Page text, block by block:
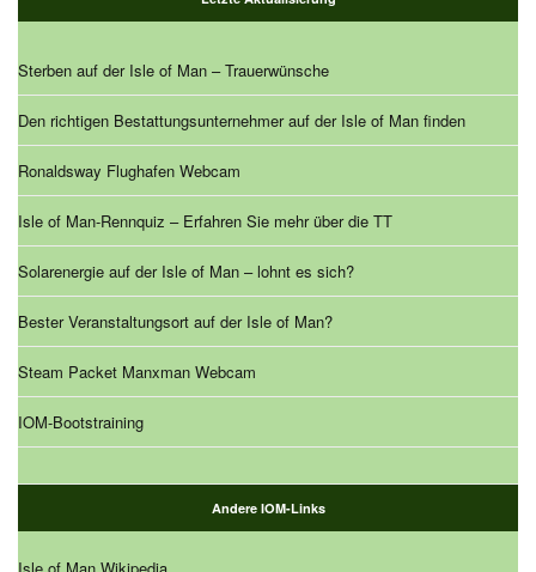
Sterben auf der Isle of Man – Trauerwünsche
Den richtigen Bestattungsunternehmer auf der Isle of Man finden
Ronaldsway Flughafen Webcam
Isle of Man-Rennquiz – Erfahren Sie mehr über die TT
Solarenergie auf der Isle of Man – lohnt es sich?
Bester Veranstaltungsort auf der Isle of Man?
Steam Packet Manxman Webcam
IOM-Bootstraining
Andere IOM-Links